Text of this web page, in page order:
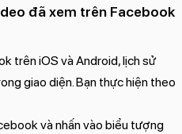
đã xem trên Facebook
trên iOS và Android, lịch sử
giao diện. Bạn thực hiện theo
và nhấn vào biểu tượng